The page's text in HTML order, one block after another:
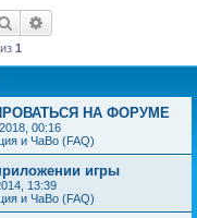
Поиск
из 1
НА ФОРУМЕ
00:16
и ЧаВо (FAQ)
игры
13:39
и ЧаВо (FAQ)